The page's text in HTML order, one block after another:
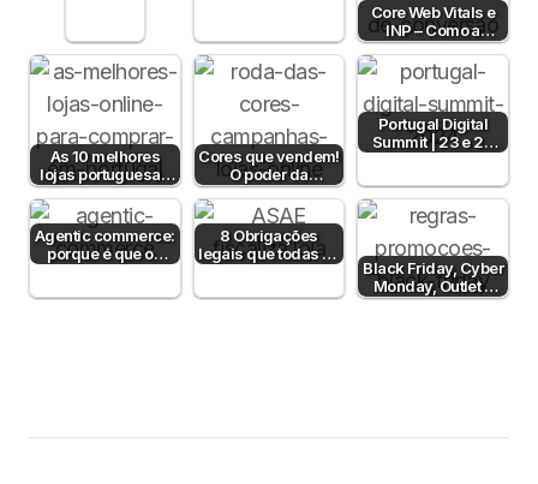
Core Web Vitals e
INP – Como a
Velocidade e
Interatividade do…
As 10 melhores
lojas portuguesas
de roupa online
Cores que vendem!
O poder da
psicologia da cor
para aumentar…
Portugal Digital
Summit | 23 e 24
de outubro 2024
Agentic commerce:
porque é que os
consumidores vão
8 Obrigações
legais que todas as
lojas online em
Black Friday, Cyber
Monday, Outlet e
Dia sem IVA! Posso